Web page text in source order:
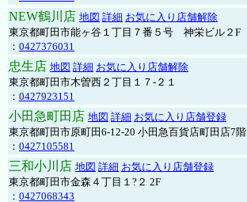
NEW鶴川店 地図 詳細 お気に入り店舗解除
東京都町田市能ヶ谷１丁目７番５号 神栄ビル２F
： 0427376031
忠生店 地図 詳細 お気に入り店舗解除
東京都町田市木曽西２丁目１７-２１
： 0427923151
小田急町田店 地図 詳細 お気に入り店舗登録
東京都町田市原町田6-12-20 小田急百貨店町田店7階
： 0427105581
三和小川店 地図 詳細 お気に入り店舗登録
東京都町田市金森４丁目１?２ 2F
： 0427068343